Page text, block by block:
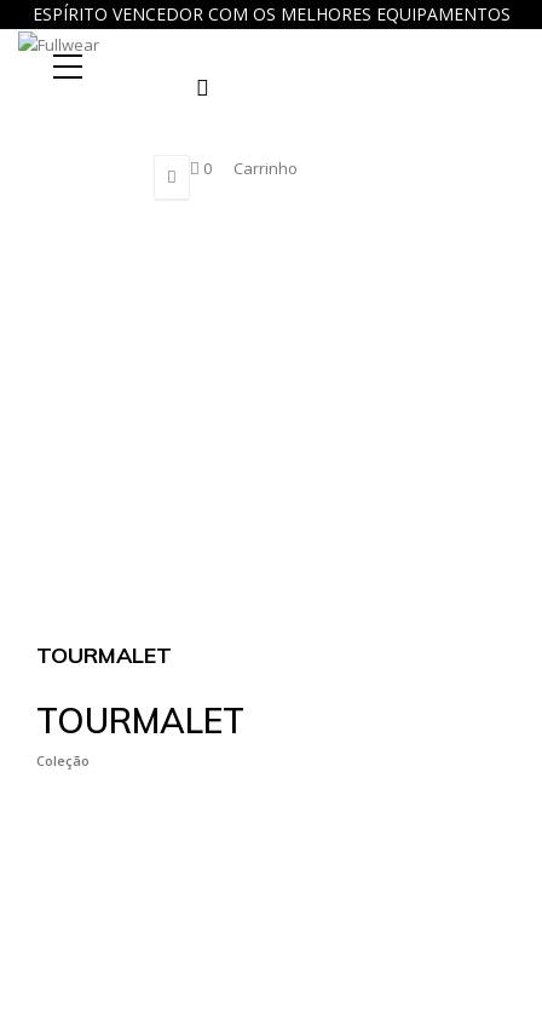
ESPÍRITO VENCEDOR COM OS MELHORES EQUIPAMENTOS
Procure
0 Carrinho
TOURMALET
TOURMALET
Coleção